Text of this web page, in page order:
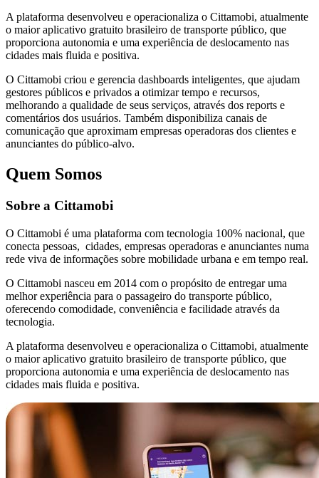
A plataforma desenvolveu e operacionaliza o Cittamobi, atualmente
o maior aplicativo gratuito brasileiro de transporte público, que
proporciona autonomia e uma experiência de deslocamento nas
cidades mais fluida e positiva.
O Cittamobi criou e gerencia dashboards inteligentes, que ajudam
gestores públicos e privados a otimizar tempo e recursos,
melhorando a qualidade de seus serviços, através dos reports e
comentários dos usuários. Também disponibiliza canais de
comunicação que aproximam empresas operadoras dos clientes e
anunciantes do público-alvo.
Quem Somos
Sobre a Cittamobi
O Cittamobi é uma plataforma com tecnologia 100% nacional, que
conecta pessoas, cidades, empresas operadoras e anunciantes numa
rede viva de informações sobre mobilidade urbana e em tempo real.
O Cittamobi nasceu em 2014 com o propósito de entregar uma
melhor experiência para o passageiro do transporte público,
oferecendo comodidade, conveniência e facilidade através da
tecnologia.
A plataforma desenvolveu e operacionaliza o Cittamobi, atualmente
o maior aplicativo gratuito brasileiro de transporte público, que
proporciona autonomia e uma experiência de deslocamento nas
cidades mais fluida e positiva.